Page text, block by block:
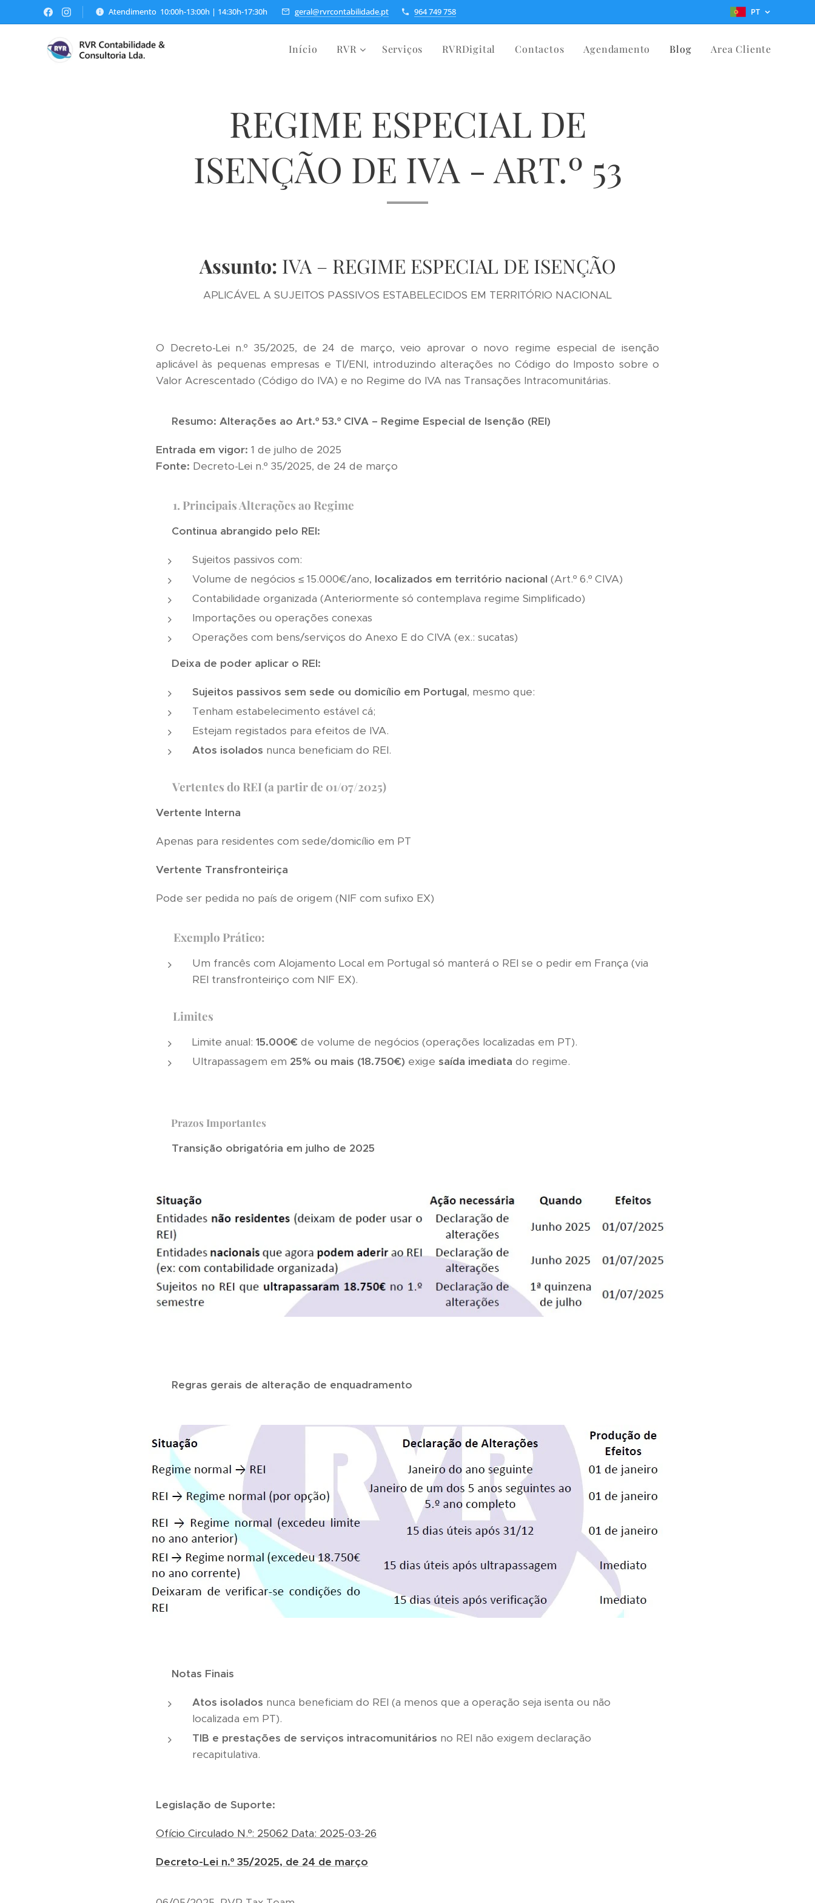
Atendimento 10:00h-13:00h | 14:30h-17:30h geral@rvrcontabilidade.pt 964 749 758 PT
Início RVR Serviços RVRDigital Contactos Agendamento Blog Area Cliente
REGIME ESPECIAL DE
ISENÇÃO DE IVA - ART.º 53
Assunto: IVA – REGIME ESPECIAL DE ISENÇÃO
APLICÁVEL A SUJEITOS PASSIVOS ESTABELECIDOS EM TERRITÓRIO NACIONAL
O Decreto-Lei n.º 35/2025, de 24 de março, veio aprovar o novo regime especial de isenção
aplicável às pequenas empresas e TI/ENI, introduzindo alterações no Código do Imposto sobre o
Valor Acrescentado (Código do IVA) e no Regime do IVA nas Transações Intracomunitárias.
Resumo: Alterações ao Art.º 53.º CIVA – Regime Especial de Isenção (REI)
Entrada em vigor: 1 de julho de 2025
Fonte: Decreto-Lei n.º 35/2025, de 24 de março
1. Principais Alterações ao Regime
Continua abrangido pelo REI:
Sujeitos passivos com:
Volume de negócios ≤ 15.000€/ano, localizados em território nacional (Art.º 6.º CIVA)
Contabilidade organizada (Anteriormente só contemplava regime Simplificado)
Importações ou operações conexas
Operações com bens/serviços do Anexo E do CIVA (ex.: sucatas)
Deixa de poder aplicar o REI:
Sujeitos passivos sem sede ou domicílio em Portugal, mesmo que:
Tenham estabelecimento estável cá;
Estejam registados para efeitos de IVA.
Atos isolados nunca beneficiam do REI.
Vertentes do REI (a partir de 01/07/2025)
Vertente Interna
Apenas para residentes com sede/domicílio em PT
Vertente Transfronteiriça
Pode ser pedida no país de origem (NIF com sufixo EX)
Exemplo Prático:
Um francês com Alojamento Local em Portugal só manterá o REI se o pedir em França (via
REI transfronteiriço com NIF EX).
Limites
Limite anual: 15.000€ de volume de negócios (operações localizadas em PT).
Ultrapassagem em 25% ou mais (18.750€) exige saída imediata do regime.
Prazos Importantes
Transição obrigatória em julho de 2025
Regras gerais de alteração de enquadramento
Notas Finais
Atos isolados nunca beneficiam do REI (a menos que a operação seja isenta ou não
localizada em PT).
TIB e prestações de serviços intracomunitários no REI não exigem declaração
recapitulativa.
Legislação de Suporte:
Ofício Circulado N.º: 25062 Data: 2025-03-26
Decreto-Lei n.º 35/2025, de 24 de março